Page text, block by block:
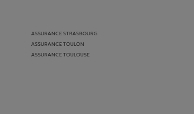
ASSURANCE STRASBOURG
ASSURANCE TOULON
ASSURANCE TOULOUSE